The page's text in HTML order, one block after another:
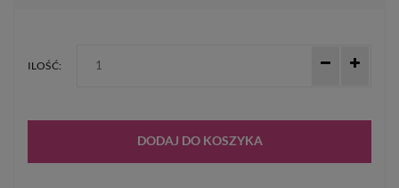
ILOŚĆ:
DODAJ DO KOSZYKA